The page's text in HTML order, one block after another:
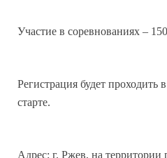
Участие в соревнованиях –
Регистрация будет проходить
старте.
Адрес: г. Ржев, на территории